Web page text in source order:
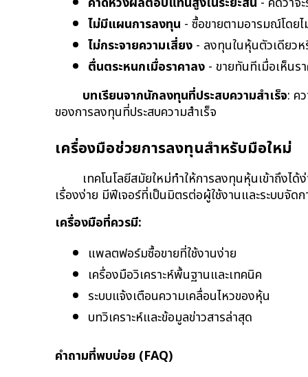
ไม่มีแผนการลงทุน - ซื้อขายตามอารมณ์โดย
ไม่กระจายความเสี่ยง - ลงทุนในหุ้นตัวเดียวห
ตื่นตระหนกเมื่อราคาลง - ขายทันทีเมื่อเห็นร
บทเรียนจากนักลงทุนที่ประสบความสำเร็จ: ค
ของการลงทุนที่ประสบความสำเร็จ
เครื่องมือช่วยการลงทุนสำหรับมือใหม่
เทคโนโลยีสมัยใหม่ทำให้การลงทุนหุ้นเข้าถึงได้
เรื่องง่าย มีฟีเจอร์ที่เป็นมิตรต่อผู้ใช้งานและระบบจั
เครื่องมือที่ควรมี:
แพลตฟอร์มซื้อขายที่ใช้งานง่าย
เครื่องมือวิเคราะห์พื้นฐานและเทคนิค
ระบบแจ้งเตือนความเคลื่อนไหวของหุ้น
บทวิเคราะห์และข้อมูลข่าวสารล่าสุด
คำถามที่พบบ่อย (FAQ)